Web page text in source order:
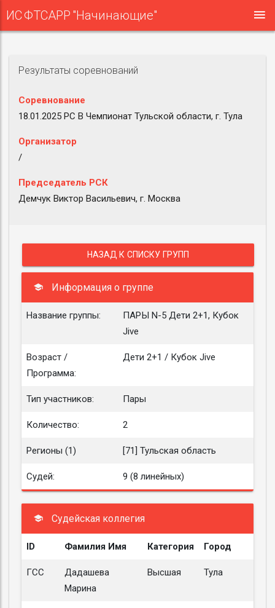
ИС ФТСАРР "Начинающие"
Результаты соревнований
Соревнование
18.01.2025 РС B Чемпионат Тульской области, г. Тула
Организатор
/
Председатель РСК
Демчук Виктор Васильевич, г. Москва
НАЗАД К СПИСКУ ГРУПП
Информация о группе
Название группы:
ПАРЫ N-5 Дети 2+1, Кубок
Jive
Возраст /
Программа:
Дети 2+1 / Кубок Jive
Тип участников: Пары
Количество: 2
Регионы (1) [71] Тульская область
Судей: 9 (8 линейных)
Судейская коллегия
ID Фамилия Имя Категория Город
ГСС
Дадашева
Марина
Высшая Тула